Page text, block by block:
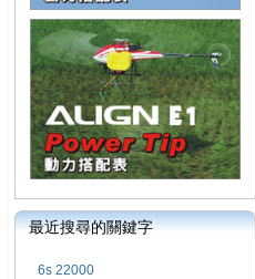
最近搜尋的關鍵字
6s 22000